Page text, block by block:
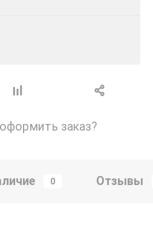
заказ?
0 Отзывы